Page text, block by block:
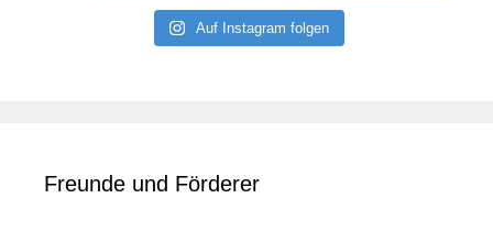
Auf Instagram folgen
Freunde und Förderer